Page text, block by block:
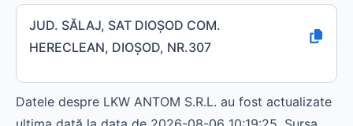
JUD. SĂLAJ, SAT DIOŞOD COM.
HERECLEAN, DIOŞOD, NR.307
Datele despre LKW ANTOM S.R.L. au fost actualizate